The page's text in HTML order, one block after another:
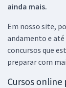
ainda mais.
Em nosso site,
andamento e
concursos que
preparar com
Cursos online